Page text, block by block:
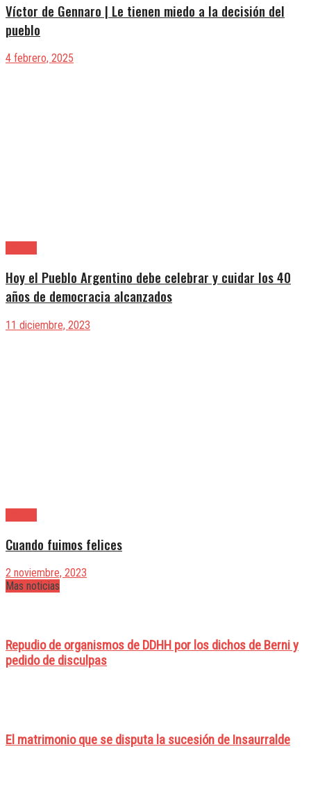
Víctor de Gennaro | Le tienen miedo a la decisión del
pueblo
4 febrero, 2025
Hoy el Pueblo Argentino debe celebrar y cuidar los 40
años de democracia alcanzados
11 diciembre, 2023
Cuando fuimos felices
2 noviembre, 2023
Mas noticias
Repudio de organismos de DDHH por los dichos de Berni y
pedido de disculpas
El matrimonio que se disputa la sucesión de Insaurralde